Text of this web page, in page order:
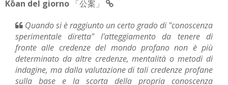
Kōan del giorno 「公案」
Quando si è raggiunto un certo grado di "conoscenza
sperimentale diretta" l'atteggiamento da tenere di
fronte alle credenze del mondo profano non è più
determinato da altre credenze, mentalità o metodi di
indagine, ma dalla valutazione di tali credenze profane
sulla base e la scorta della propria conoscenza